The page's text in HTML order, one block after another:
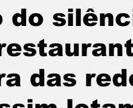
Italiana
do
das